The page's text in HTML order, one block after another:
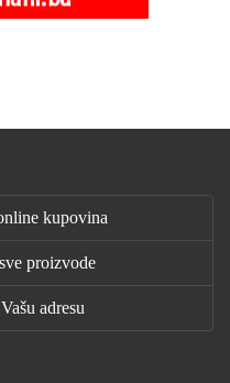
kupovina
proizvode
adresu